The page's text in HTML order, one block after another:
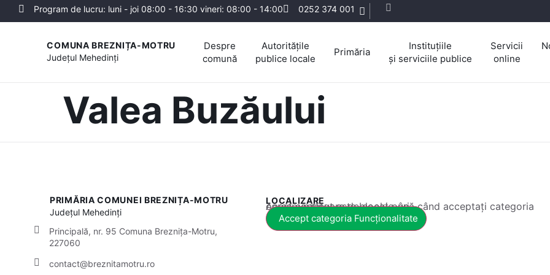
Program de lucru: luni - joi 08:00 - 16:30 vineri: 08:00 - 14:00 0252 374 001
COMUNA BREZNIȚA-MOTRU
Județul Mehedinți
Despre
comună
Autoritățile
publice locale
Primăria
Instituțiile
și serviciile publice
Servicii
online
Valea Buzăului
PRIMĂRIA COMUNEI BREZNIȚA-MOTRU
Județul Mehedinți
Principală, nr. 95 Comuna Breznița-Motru,
227060
contact@breznitamotru.ro
LOCALIZARE
Acest conținut este blocat până când acceptați categoria corespunzătoare de cookie-uri.
Accept categoria Funcționalitate